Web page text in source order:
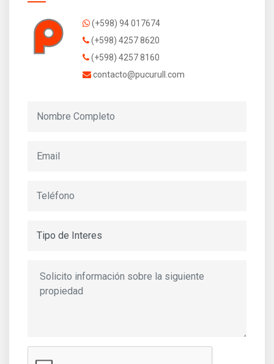
(+598) 94 017674
(+598) 4257 8620
(+598) 4257 8160
contacto@pucurull.com